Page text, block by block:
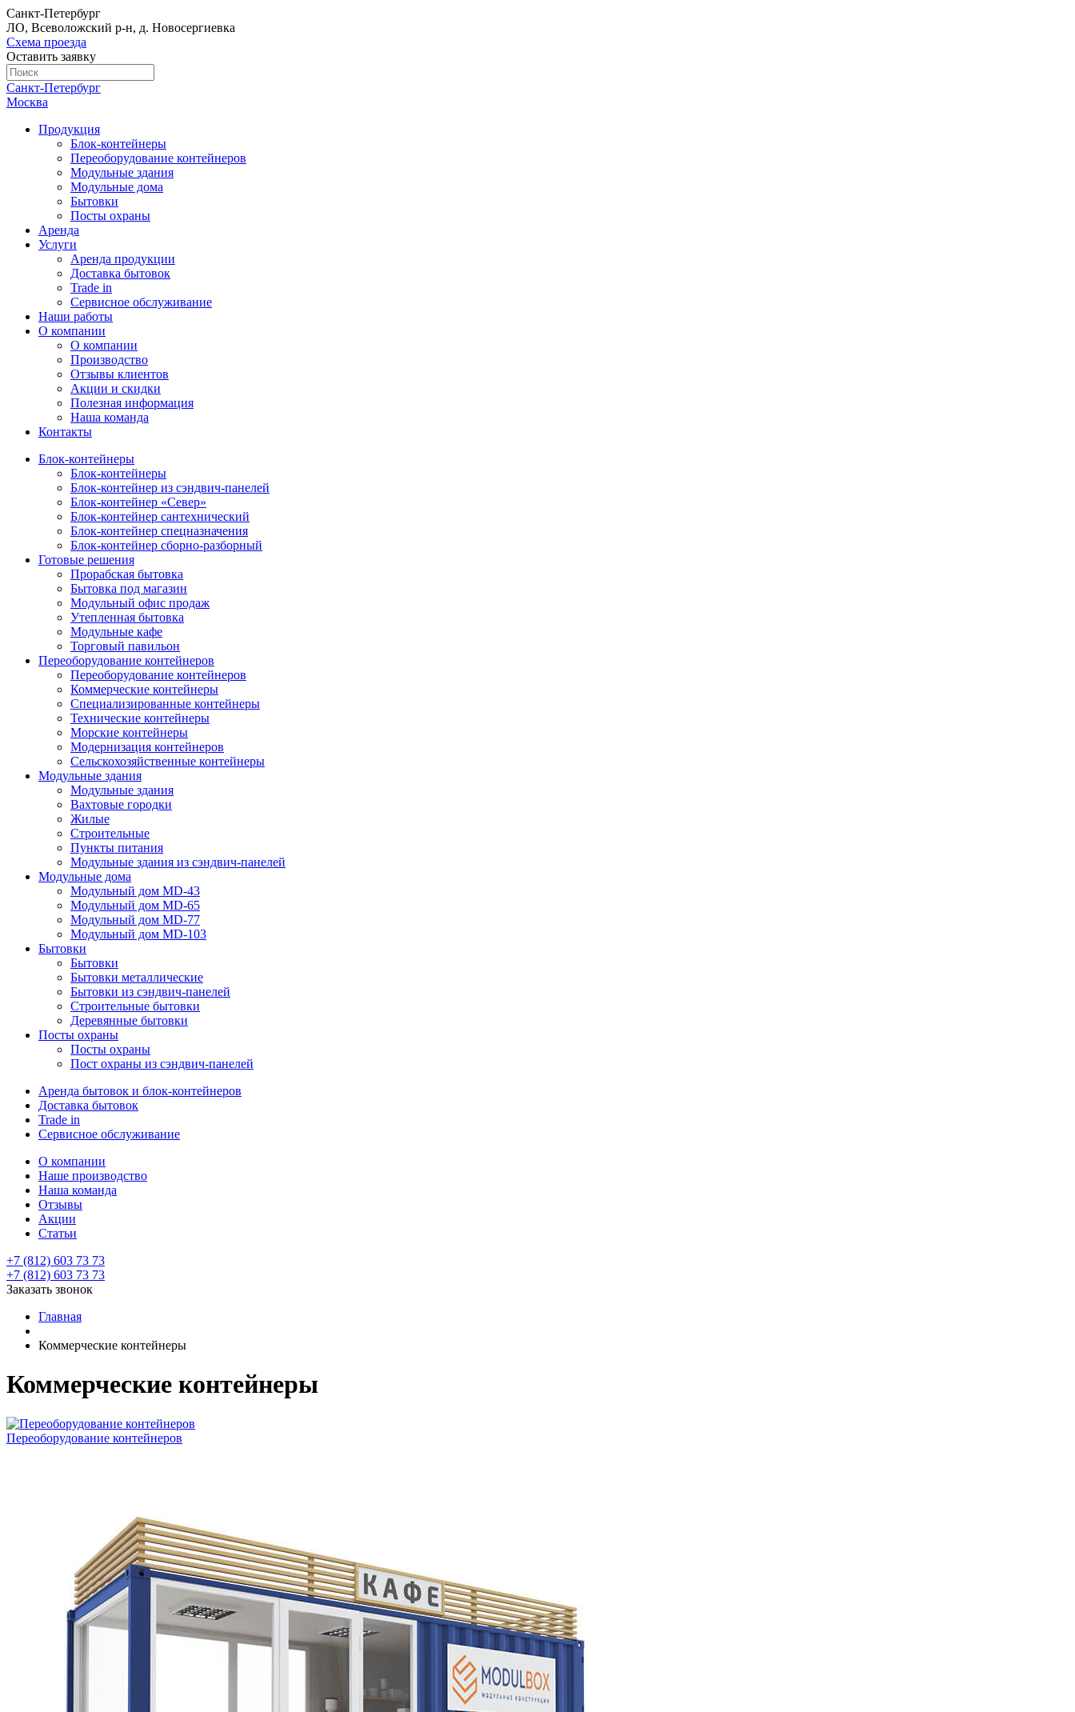
Санкт-Петербург
ЛО, Всеволожский р-н, д. Новосергиевка
Схема проезда
Оставить заявку
Санкт-Петербург
Москва
Продукция
Блок-контейнеры
Переоборудование контейнеров
Модульные здания
Модульные дома
Бытовки
Посты охраны
Аренда
Услуги
Аренда продукции
Доставка бытовок
Trade in
Сервисное обслуживание
Наши работы
О компании
О компании
Производство
Отзывы клиентов
Акции и скидки
Полезная информация
Наша команда
Контакты
Блок-контейнеры
Блок-контейнеры
Блок-контейнер из сэндвич-панелей
Блок-контейнер «Север»
Блок-контейнер сантехнический
Блок-контейнер спецназначения
Блок-контейнер сборно-разборный
Готовые решения
Прорабская бытовка
Бытовка под магазин
Модульный офис продаж
Утепленная бытовка
Модульные кафе
Торговый павильон
Переоборудование контейнеров
Переоборудование контейнеров
Коммерческие контейнеры
Специализированные контейнеры
Технические контейнеры
Морские контейнеры
Модернизация контейнеров
Сельскохозяйственные контейнеры
Модульные здания
Модульные здания
Вахтовые городки
Жилые
Строительные
Пункты питания
Модульные здания из сэндвич-панелей
Модульные дома
Модульный дом MD-43
Модульный дом MD-65
Модульный дом MD-77
Модульный дом MD-103
Бытовки
Бытовки
Бытовки металлические
Бытовки из сэндвич-панелей
Строительные бытовки
Деревянные бытовки
Посты охраны
Посты охраны
Пост охраны из сэндвич-панелей
Аренда бытовок и блок-контейнеров
Доставка бытовок
Trade in
Сервисное обслуживание
О компании
Наше производство
Наша команда
Отзывы
Акции
Статьи
+7 (812) 603 73 73
+7 (812) 603 73 73
Заказать звонок
Главная
Коммерческие контейнеры
Коммерческие контейнеры
Переоборудование контейнеров